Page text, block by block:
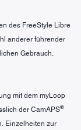
des FreeStyle Libre
anderer führender
Gebrauch.
mit dem myLoop
der CamAPS®
Einzelheiten zur